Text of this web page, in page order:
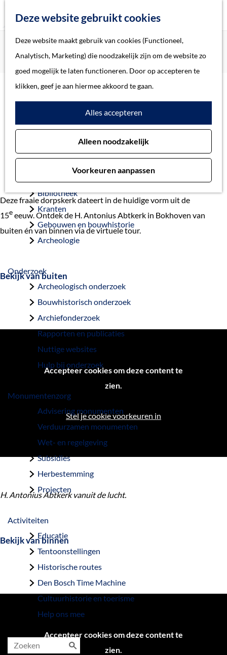
Deze website gebruikt cookies
Deze website maakt gebruik van cookies (Functioneel,
Analytisch, Marketing) die noodzakelijk zijn om de website zo
goed mogelijk te laten functioneren. Door op accepteren te
klikken, geef je aan hiermee akkoord te gaan.
Alles accepteren
Alleen noodzakelijk
Voorkeuren aanpassen
e
p
a
k
e
Home
Verhalen
Thema
Soort object
Collecties
Beeld en geluid
Bibliotheek
Kranten
Gebouwen en bouwhistorie
Archeologie
Onderzoek
Archeologisch onderzoek
Bouwhistorisch onderzoek
Archiefonderzoek
Rapporten en publicaties
Nuttige websites
Hulp bij onderzoek
Monumentenzorg
Advisering monumenten
Verduurzamen monumenten
Wet- en regelgeving
Subsidies
Herbestemming
Projecten
Activiteiten
Educatie
Tentoonstellingen
Historische routes
Den Bosch Time Machine
Cultuurhistorie en toerisme
Help ons mee
Home
Verhalen
Virtuele tour: H. Antonius Abtkerk Bokhoven
Virtuele tour: H.
Antonius Abtkerk
Bokhoven
Deze fraaie dorpskerk dateert in de huidige vorm uit de
15eeeuw. Ontdek de H. Antonius Abtkerk in Bokhoven van
buiten én van binnen via de virtuele tour.
Bekijk van buiten
Accepteer cookies om deze content te
zien.
Stel je cookie voorkeuren in
H. Antonius Abtkerk vanuit de lucht.
Bekijk van binnen
Accepteer cookies om deze content te
zien.